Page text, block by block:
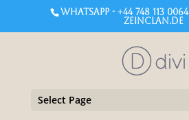
WHATSAPP - +44 748 113 0064
zeinclan.de
Select Page